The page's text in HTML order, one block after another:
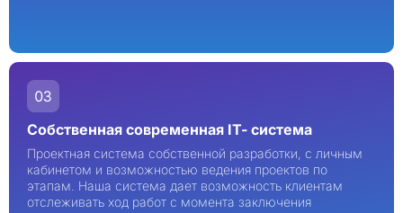
Собственная современная IT- система
Проектная система собственной разработки, с личным
кабинетом и возможностью ведения проектов по
этапам. Наша система дает возможность клиентам
отслеживать ход работ с момента заключения